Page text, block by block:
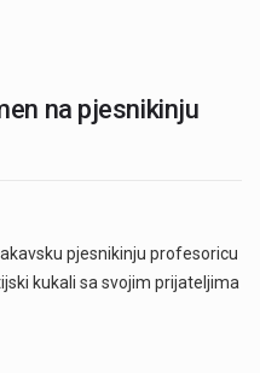
na pjesnikinju
pjesnikinju profesoricu
kukali sa svojim prijateljima